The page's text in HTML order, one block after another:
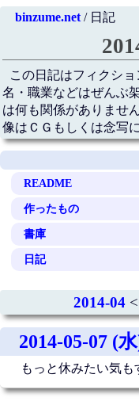
binzume.net/ 日記
この日記はフィクシ
名・職業などはぜんぶ
は何も関係がありませ
像はＣＧもしくは念写
README
作ったもの
書庫
日記
2014-04
2014-05-07 (
もっと休みたい気も